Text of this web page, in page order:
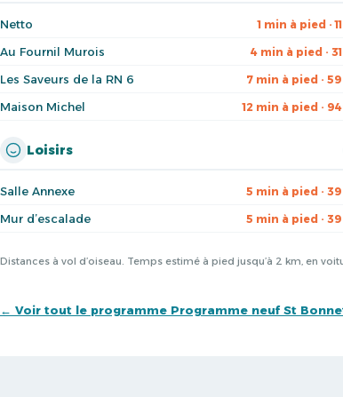
Netto 1 min à pied ·
Au Fournil Murois 4 min à pied ·
Les Saveurs de la RN 6 7 min à pied ·
Maison Michel 12 min à pied ·
Loisirs
Salle Annexe 5 min à pied ·
Mur d’escalade 5 min à pied ·
Distances à vol d’oiseau. Temps estimé à pied jusqu’à 2 km, en
← Voir tout le programme Programme neuf St